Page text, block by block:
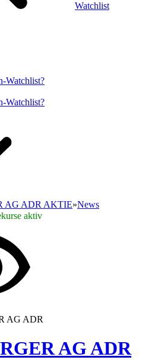
Watchlist
Watchlist?
Watchlist?
AG ADR AKTIE»News
aktiv
AG ADR